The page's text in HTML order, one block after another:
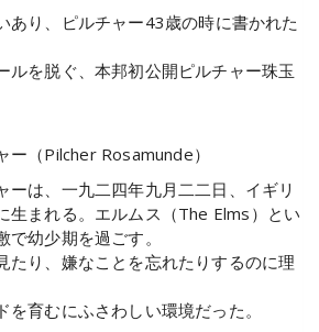
あり、ピルチャー43歳の時に書かれた
ルを脱ぐ、本邦初公開ピルチャー珠玉
ー（Pilcher Rosamunde）
ーは、一九二四年九月二二日、イギリ
生まれる。エルムス（The Elms）とい
幼少期を過ごす。
たり、嫌なことを忘れたりするのに理
育むにふさわしい環境だった。